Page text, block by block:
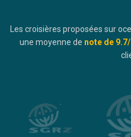
Les croisières proposées sur
une moyenne de note de 9.7